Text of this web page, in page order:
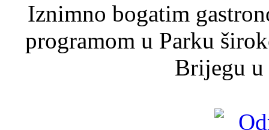
Iznimno bogatim
programom u Parku
Brijegu u